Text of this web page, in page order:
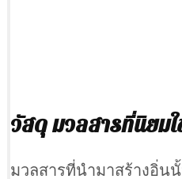
วัสดุ มวลสารที่นิยม
มวลสารที่นำมาสร้างอิ่น